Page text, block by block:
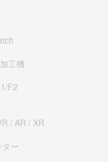
工機
F2
/ AR / XR
ー